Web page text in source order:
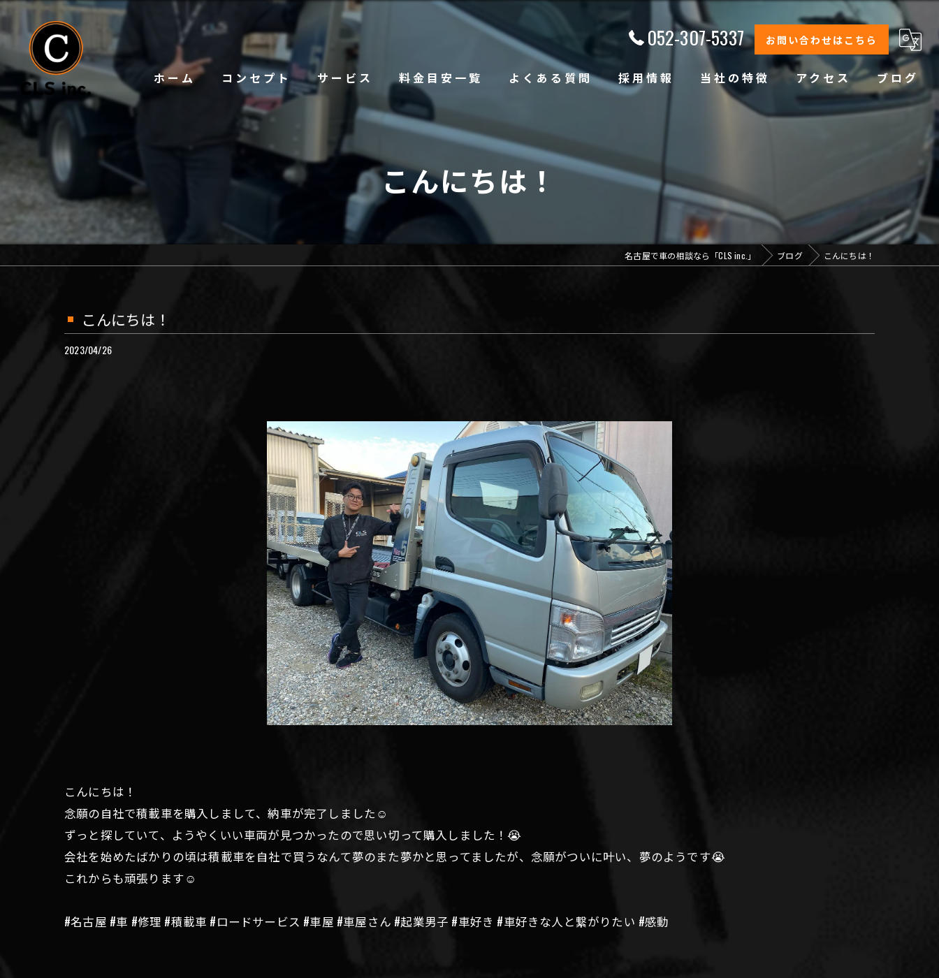
052-307-5337 お問い合わせはこちら
ホーム コンセプト サービス 料金目安一覧 よくある質問 採用情報 当社の特徴
オイル交換
コーティング
オリジナルブランド
アクセス ブログ
こんにちは！
名古屋で車の相談なら「CLS inc.」 ブログ こんにちは！
こんにちは！
2023/04/26
こんにちは！
念願の自社で積載車を購入しまして、納車が完了しました☺️
ずっと探していて、ようやくいい車両が見つかったので思い切って購入しました！😭
会社を始めたばかりの頃は積載車を自社で買うなんて夢のまた夢かと思ってましたが、念願がついに叶い、夢のようです😭
これからも頑張ります☺️
#名古屋 #車 #修理 #積載車 #ロードサービス #車屋 #車屋さん #起業男子 #車好き #車好きな人と繋がりたい #感動